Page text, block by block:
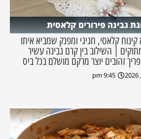
גבינה פירורים קלאסית
קינוח קלאסי, חגיגי ומפנק שמביא איתו
| השילוב בין קרם גבינה עשיר
פריך זהובים יוצר מרקם מושלם בכל ביס
9:45 pm